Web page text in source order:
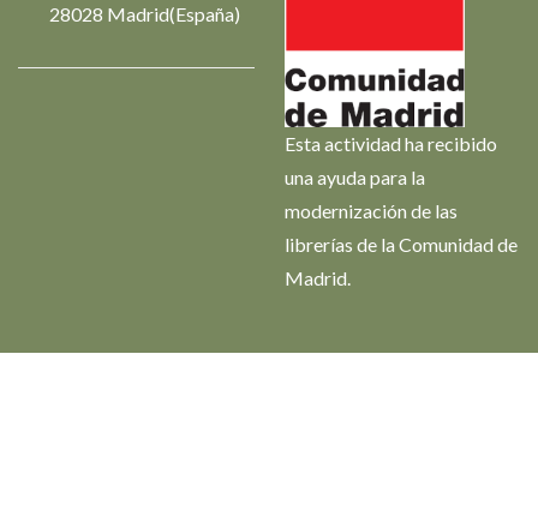
28028 Madrid(España)
Esta actividad ha recibido
una ayuda para la
modernización de las
librerías de la Comunidad de
Madrid.